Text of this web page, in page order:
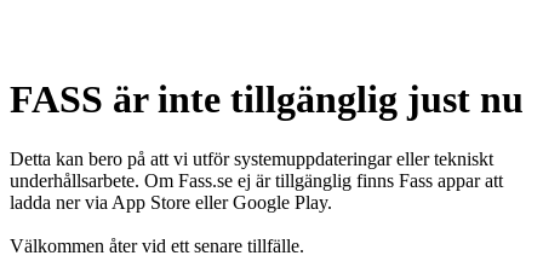
FASS är inte tillgänglig just nu
Detta kan bero på att vi utför systemuppdateringar eller tekniskt
underhållsarbete. Om Fass.se ej är tillgänglig finns Fass appar att
ladda ner via App Store eller Google Play.
Välkommen åter vid ett senare tillfälle.